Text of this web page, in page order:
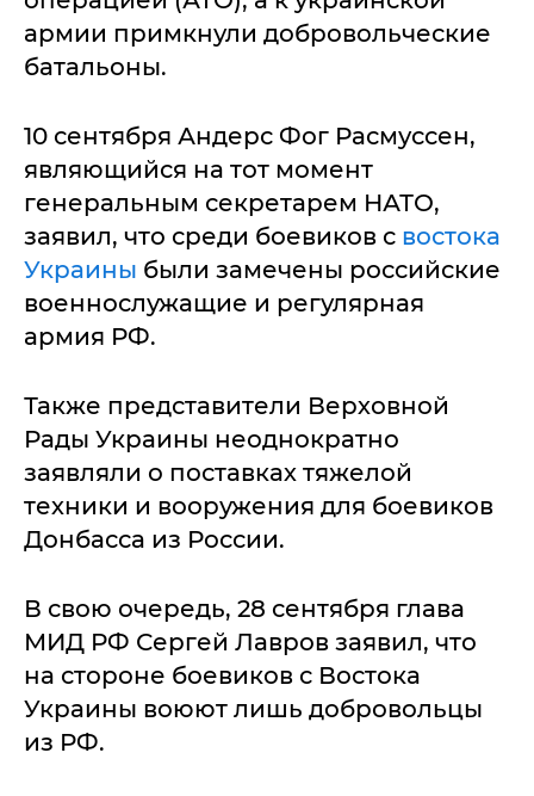
армии примкнули добровольческие
батальоны.
10 сентября Андерс Фог Расмуссен,
являющийся на тот момент
генеральным секретарем НАТО,
заявил, что среди боевиков с востока
Украины были замечены российские
военнослужащие и регулярная
армия РФ.
Также представители Верховной
Рады Украины неоднократно
заявляли о поставках тяжелой
техники и вооружения для боевиков
Донбасса из России.
В свою очередь, 28 сентября глава
МИД РФ Сергей Лавров заявил, что
на стороне боевиков с Востока
Украины воюют лишь добровольцы
из РФ.